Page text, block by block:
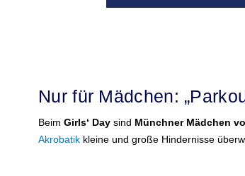
Nur für Mädchen:
BeimGirls‘ Day sind Münchner Mädchen
Akrobatik kleine und große Hindernisse